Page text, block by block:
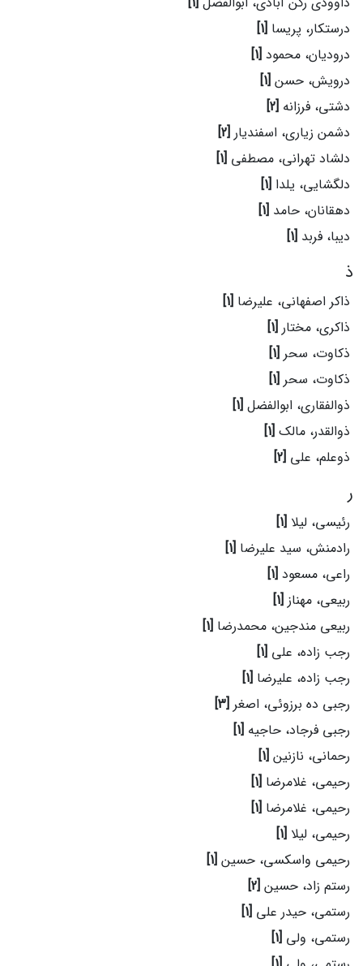
درستکار، پریسا [1]
درودیان، محمود [1]
درویش، حسن [1]
دشتی، فرزانه [2]
دشمن زیاری، اسفندیار [2]
دلشاد تهرانی، مصطفی [1]
دلگشایی، یلدا [1]
دهقانان، حامد [1]
دیبا، فربد [1]
ذ
ذاکر اصفهانی، علیرضا [1]
ذاکری، مختار [1]
ذکاوت، سحر [1]
ذکاوت، سحر [1]
ذوالفقاری، ابوالفضل [1]
ذوالقدر، مالک [1]
ذوعلم، علی [2]
ر
رئیسی، لیلا [1]
رادمنش، سید علیرضا [1]
راعی، مسعود [1]
ربیعی، مهناز [1]
ربیعی مندجین، محمدرضا [1]
رجب زاده، علی [1]
رجب زاده، علیرضا [1]
رجبی ده برزوئی، اصغر [3]
رجبی فرجاد، حاجیه [1]
رحمانی، نازنین [1]
رحیمی، غلامرضا [1]
رحیمی، غلامرضا [1]
رحیمی، لیلا [1]
رحیمی واسکسی، حسین [1]
رستم زاد، حسین [2]
رستمی، حیدر علی [1]
رستمی، ولی [1]